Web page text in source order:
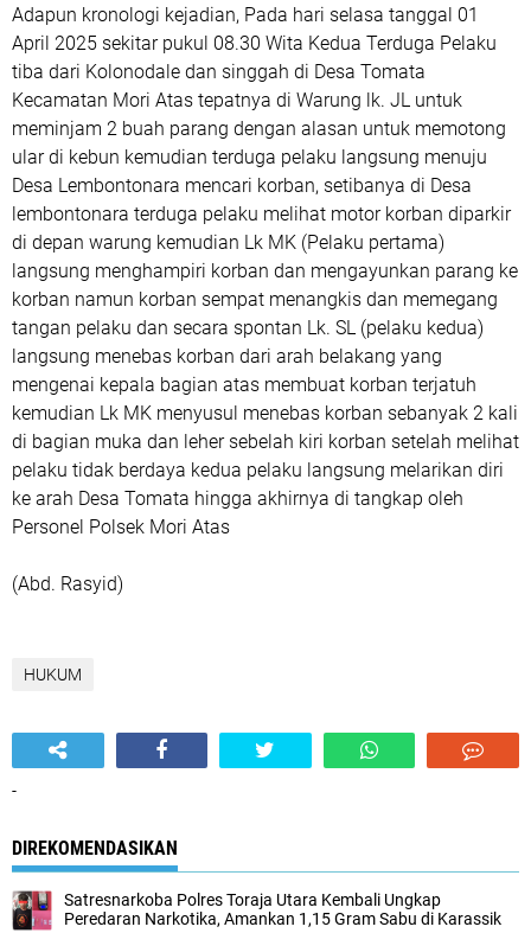
Adapun kronologi kejadian, Pada hari selasa tanggal 01
April 2025 sekitar pukul 08.30 Wita Kedua Terduga Pelaku
tiba dari Kolonodale dan singgah di Desa Tomata
Kecamatan Mori Atas tepatnya di Warung lk. JL untuk
meminjam 2 buah parang dengan alasan untuk memotong
ular di kebun kemudian terduga pelaku langsung menuju
Desa Lembontonara mencari korban, setibanya di Desa
lembontonara terduga pelaku melihat motor korban diparkir
di depan warung kemudian Lk MK (Pelaku pertama)
langsung menghampiri korban dan mengayunkan parang ke
korban namun korban sempat menangkis dan memegang
tangan pelaku dan secara spontan Lk. SL (pelaku kedua)
langsung menebas korban dari arah belakang yang
mengenai kepala bagian atas membuat korban terjatuh
kemudian Lk MK menyusul menebas korban sebanyak 2 kali
di bagian muka dan leher sebelah kiri korban setelah melihat
pelaku tidak berdaya kedua pelaku langsung melarikan diri
ke arah Desa Tomata hingga akhirnya di tangkap oleh
Personel Polsek Mori Atas
(Abd. Rasyid)
HUKUM
-
DIREKOMENDASIKAN
Satresnarkoba Polres Toraja Utara Kembali Ungkap
Peredaran Narkotika, Amankan 1,15 Gram Sabu di Karassik